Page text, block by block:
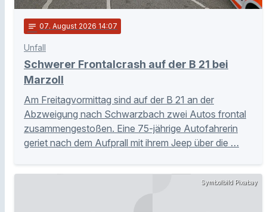
notes 07. August 2026 14:07
Unfall
Schwerer Frontalcrash auf der B 21 bei
Marzoll
Am Freitagvormittag sind auf der B 21 an der
Abzweigung nach Schwarzbach zwei Autos frontal
zusammengestoßen. Eine 75-jährige Autofahrerin
geriet nach dem Aufprall mit ihrem Jeep über die …
Symbolbild Pixabay